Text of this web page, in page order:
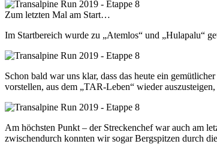
Zum letzten Mal am Start…
Im Startbereich wurde zu „Atemlos“ und „Hulapalu“
Schon bald war uns klar, dass das heute ein
vorstellen, aus dem „TAR-Leben“ wieder
Am höchsten Punkt – der Streckenchef war auch am
zwischendurch konnten wir sogar Bergspitzen durch